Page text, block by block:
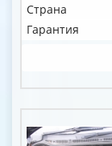
Страна
Гарантия